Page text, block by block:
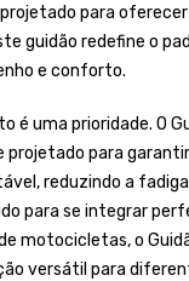
para
guidão redefine o
e conforto.
é uma prioridade. O
para
reduzindo a
para se integrar
motocicletas, o
versátil para